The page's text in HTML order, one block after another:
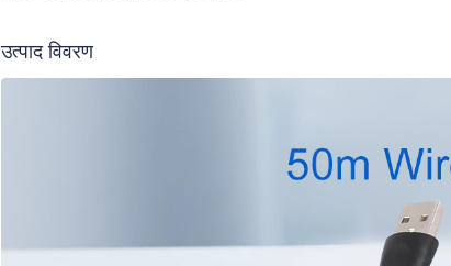
उत्पाद विवरण